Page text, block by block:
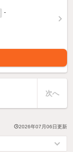
-
次へ
2026年07月06日更新